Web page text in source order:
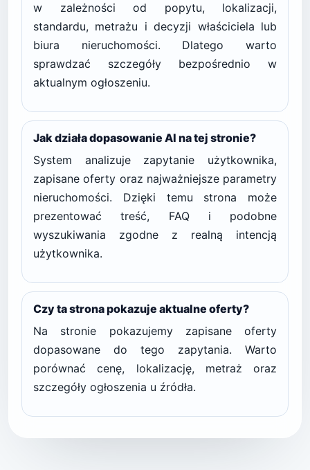
w zależności od popytu, lokalizacji,
standardu, metrażu i decyzji właściciela lub
biura nieruchomości. Dlatego warto
sprawdzać szczegóły bezpośrednio w
aktualnym ogłoszeniu.
Jak działa dopasowanie AI na tej stronie?
System analizuje zapytanie użytkownika,
zapisane oferty oraz najważniejsze parametry
nieruchomości. Dzięki temu strona może
prezentować treść, FAQ i podobne
wyszukiwania zgodne z realną intencją
użytkownika.
Czy ta strona pokazuje aktualne oferty?
Na stronie pokazujemy zapisane oferty
dopasowane do tego zapytania. Warto
porównać cenę, lokalizację, metraż oraz
szczegóły ogłoszenia u źródła.